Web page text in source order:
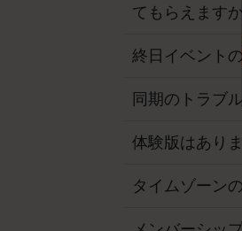
ピン
サブカ
パッチ
サブカ
てもらえます
終日イベント
同期のトラブ
体験版はあり
タイムゾーン